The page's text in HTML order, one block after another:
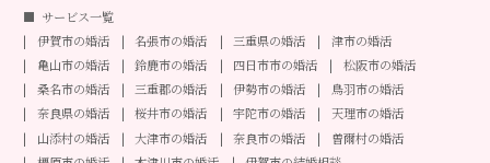
サービス一覧
伊賀市の婚活
名張市の婚活 三重県の婚活
津市の婚活
亀山市の婚活
鈴鹿市の婚活 四日市市の婚活
松阪市の婚活
桑名市の婚活
三重郡の婚活 伊勢市の婚活
鳥羽市の婚活
奈良県の婚活
桜井市の婚活 宇陀市の婚活
天理市の婚活
山添村の婚活
大津市の婚活 奈良市の婚活
曽爾村の婚活